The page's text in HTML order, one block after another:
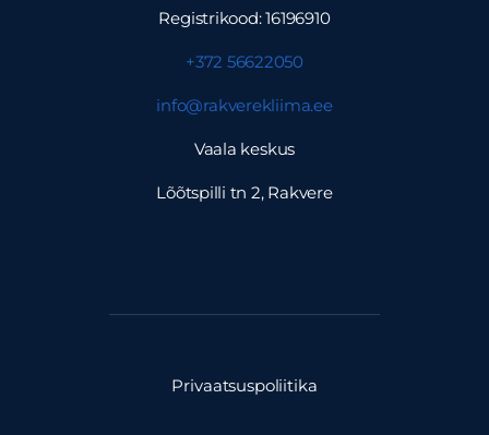
Registrikood: 16196910
+372 56622050
info@rakverekliima.ee
Vaala keskus
Lõõtspilli tn 2, Rakvere
Privaatsuspoliitika